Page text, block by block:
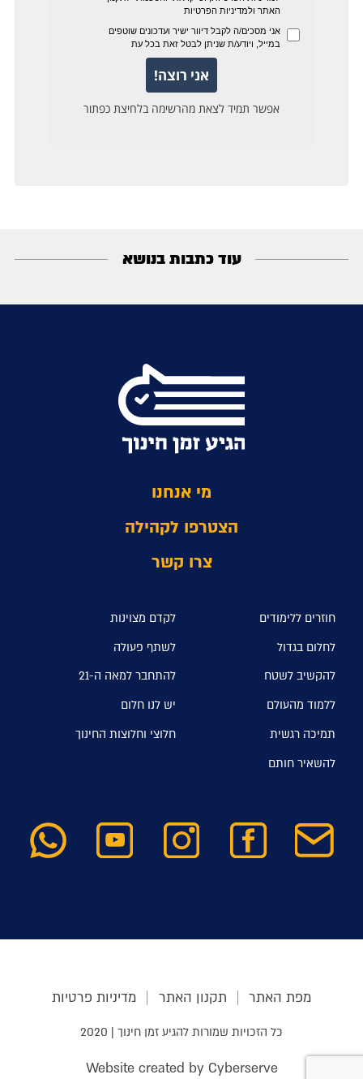
עוד כתבות בנושא
מי אנחנו
הצטרפו לקהילה
צרו קשר
חוזרים ללימודים
לקדם מצוינות
לחלום בגדול
לשתף פעולה
להקשיב לשטח
להתחבר למאה ה-21
ללמוד מהעולם
יש לנו חלום
תמיכה רגשית
חלוצי וחלוצות החינוך
להשאיר חותם
מפת האתר תקנון האתר מדיניות פרטיות
כל הזכויות שמורות להגיע זמן חינוך | 2020
Website created by Cyberserve